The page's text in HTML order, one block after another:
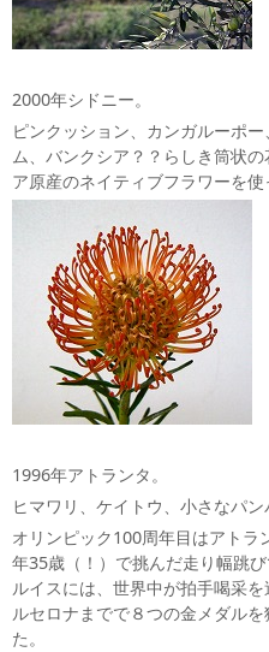
2000年シドニー。
ピンクッション、カンガルーポ
ム、バンクシア？？らしき筒状
ア原産のネイティブフラワーを使
1996年アトランタ。
ヒマワリ、ケイトウ、小さなパン
オリンピック100周年目はアトラ
年35歳（！）で挑んだ走り幅跳
ルイスには、世界中が拍手喝采
ルセロナまでで８つの金メダル
た。